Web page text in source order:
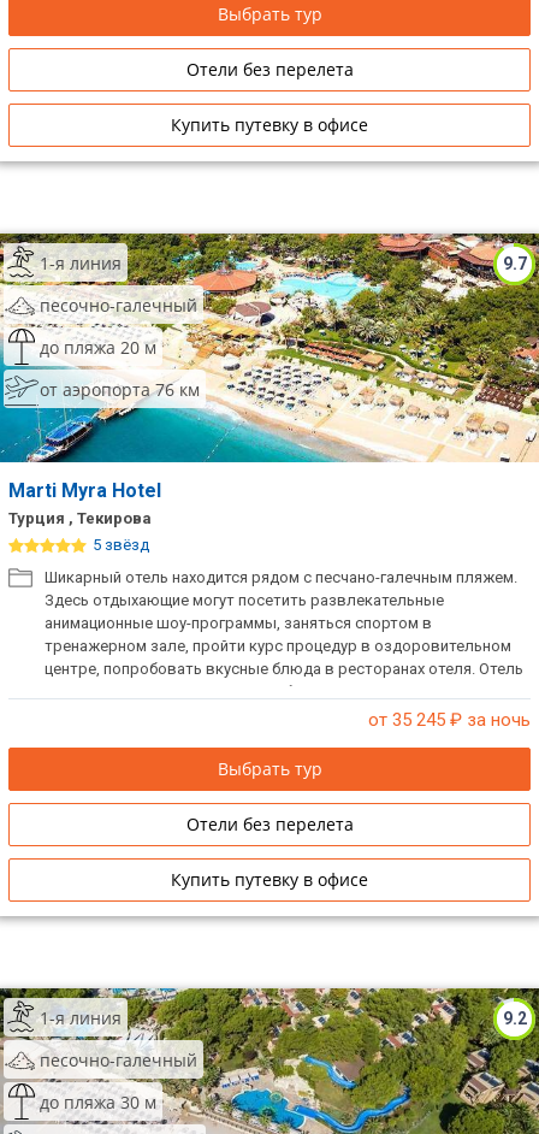
Выбрать тур
Отели без перелета
Купить путевку в офисе
9.7
1-я линия
песочно-галечный
до пляжа 20 м
от аэропорта 76 км
Marti Myra Hotel
Турция , Текирова
5 звёзд
Шикарный отель находится рядом с песчано-галечным пляжем.
Здесь отдыхающие могут посетить развлекательные
анимационные шоу-программы, заняться спортом в
тренажерном зале, пройти курс процедур в оздоровительном
центре, попробовать вкусные блюда в ресторанах отеля. Отель
не размещает одиноких мужчин без женщин.
от 35 245 ₽ за ночь
Выбрать тур
Отели без перелета
Купить путевку в офисе
9.2
1-я линия
песочно-галечный
до пляжа 30 м